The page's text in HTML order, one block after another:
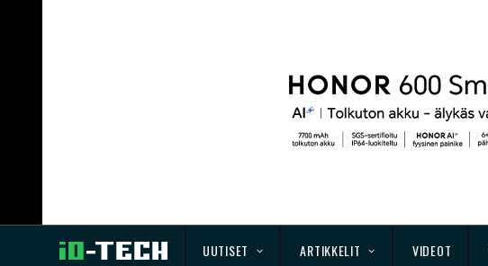
UUTISET ARTIKKELIT VIDEOT